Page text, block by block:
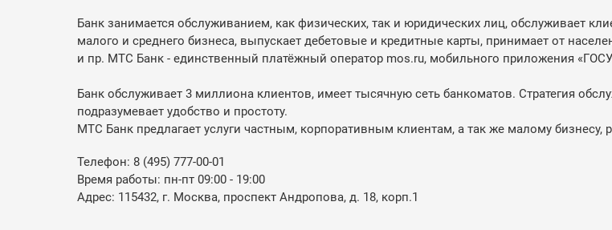
Банк занимается обслуживанием, как физических, так и юридических лиц, обслуживает
малого и среднего бизнеса, выпускает дебетовые и кредитные карты, принимает от
и пр. МТС Банк - единственный платёжный оператор mos.ru, мобильного приложения
Банк обслуживает 3 миллиона клиентов, имеет тысячную сеть банкоматов. Стратегия
подразумевает удобство и простоту.
МТС Банк предлагает услуги частным, корпоративным клиентам, а так же малому бизнесу,
Телефон: 8 (495) 777-00-01
Время работы: пн-пт 09:00 - 19:00
Адрес: 115432, г. Москва, проспект Андропова, д. 18, корп.1